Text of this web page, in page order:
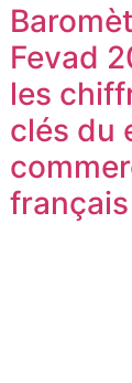
Fevad
les
clés du
français